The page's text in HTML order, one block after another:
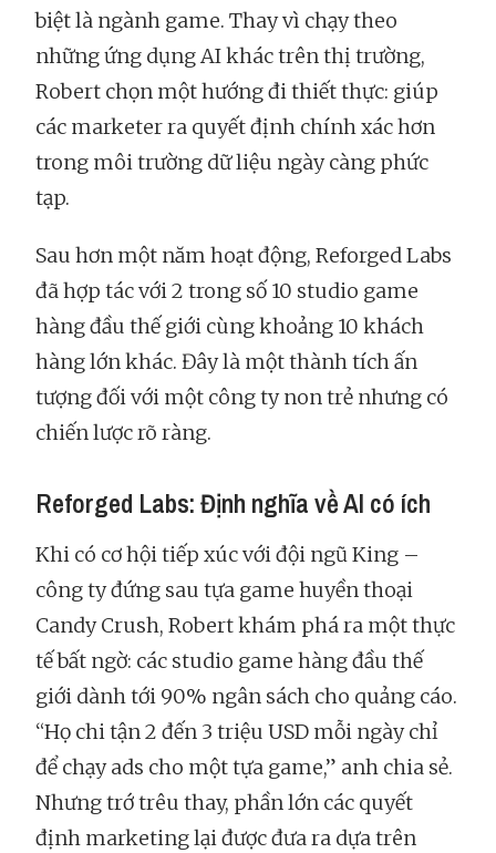
biệt là ngành game. Thay vì chạy theo
những ứng dụng AI khác trên thị trường,
Robert chọn một hướng đi thiết thực: giúp
các marketer ra quyết định chính xác hơn
trong môi trường dữ liệu ngày càng phức
tạp.
Sau hơn một năm hoạt động, Reforged Labs
đã hợp tác với 2 trong số 10 studio game
hàng đầu thế giới cùng khoảng 10 khách
hàng lớn khác. Đây là một thành tích ấn
tượng đối với một công ty non trẻ nhưng có
chiến lược rõ ràng.
Reforged Labs: Định nghĩa về AI có ích
Khi có cơ hội tiếp xúc với đội ngũ King –
công ty đứng sau tựa game huyền thoại
Candy Crush, Robert khám phá ra một thực
tế bất ngờ: các studio game hàng đầu thế
giới dành tới 90% ngân sách cho quảng cáo.
“Họ chi tận 2 đến 3 triệu USD mỗi ngày chỉ
để chạy ads cho một tựa game,” anh chia sẻ.
Nhưng trớ trêu thay, phần lớn các quyết
định marketing lại được đưa ra dựa trên